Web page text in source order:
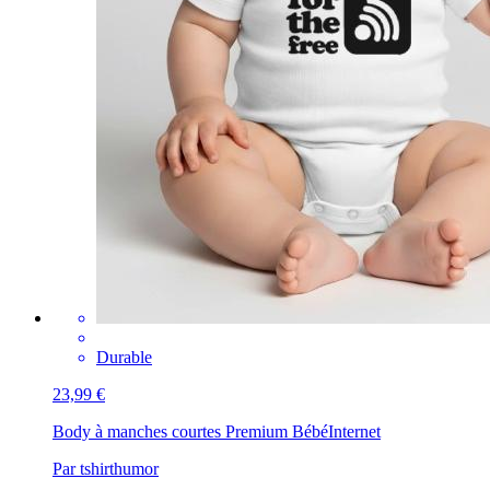
Durable
23,99 €
Body à manches courtes Premium BébéInternet
Par tshirthumor